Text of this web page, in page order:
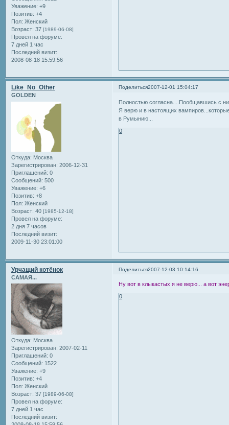
Уважение: +9
Позитив: +4
Пол: Женский
Возраст: 37 [1989-06-08]
Провел на форуме:
7 дней 1 час
Последний визит:
2008-08-18 15:59:56
Поделиться2007-12-01 15:04:17
Like_No_Other
GOLDEN
Откуда: Москва
Зарегистрирован: 2006-12-31
Приглашений: 0
Сообщений: 500
Уважение: +6
Позитив: +8
Пол: Женский
Возраст: 40 [1985-12-18]
Провел на форуме:
2 дня 7 часов
Последний визит:
2009-11-30 23:01:00
Полностью согласна....Пообщавшись с
Я верю и в настоящих
в Румынию...
0
Поделиться2007-12-03 10:14:16
Урчащий котёнок
САМАЯ...
Откуда: Москва
Зарегистрирован: 2007-02-11
Приглашений: 0
Сообщений: 1522
Уважение: +9
Позитив: +4
Пол: Женский
Возраст: 37 [1989-06-08]
Провел на форуме:
7 дней 1 час
Последний визит:
Ну вот в клыкастых я не верю... а вот
0